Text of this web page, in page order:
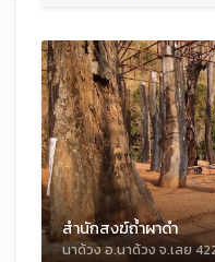
สำนักสงฆ์ถ้ำผาดำ
นาด้วง อ.นาด้วง จ.เลย